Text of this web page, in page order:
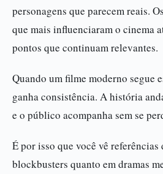
personagens que parecem reais.
que mais influenciaram o cinema
pontos que continuam relevantes.
Quando um filme moderno segue
ganha consistência. A história
e o público acompanha sem se
É por isso que você vê referências
blockbusters quanto em dramas